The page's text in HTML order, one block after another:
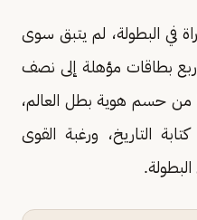
في البطولة، لم يتبق سوى
بطاقات مؤهلة إلى نصف
من حسم هوية بطل العالم،
التاريخ، ورغبة القوى